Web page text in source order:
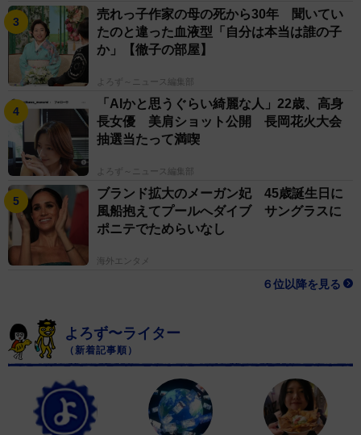
売れっ子作家の母の死から30年 聞いてい
たのと違った血液型「自分は本当は誰の子
か」【徹子の部屋】
よろず～ニュース編集部
「AIかと思うぐらい綺麗な人」22歳、高身
長女優 美肩ショット公開 長岡花火大会
抽選当たって満喫
よろず～ニュース編集部
ブランド拡大のメーガン妃 45歳誕生日に
風船抱えてプールへダイブ サングラスに
ポニテでためらいなし
海外エンタメ
６位以降を見る
よろず〜ライター
（新着記事順）